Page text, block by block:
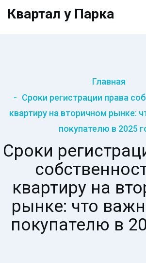
Квартал у Парка
Главная
Сроки регистрации права
квартиру на вторичном рынке:
покупателю в 2025
Сроки
квартиру на
рынке: что
покупателю в